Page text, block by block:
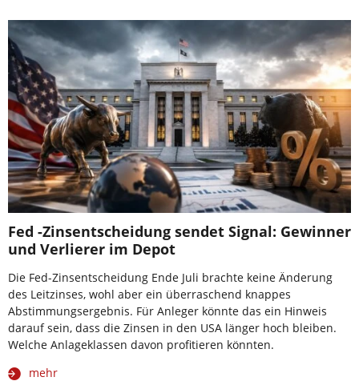
Fed -Zinsentscheidung sendet Signal: Gewinner
und Verlierer im Depot
Die Fed-Zinsentscheidung Ende Juli brachte keine Änderung
des Leitzinses, wohl aber ein überraschend knappes
Abstimmungsergebnis. Für Anleger könnte das ein Hinweis
darauf sein, dass die Zinsen in den USA länger hoch bleiben.
Welche Anlageklassen davon profitieren könnten.
mehr